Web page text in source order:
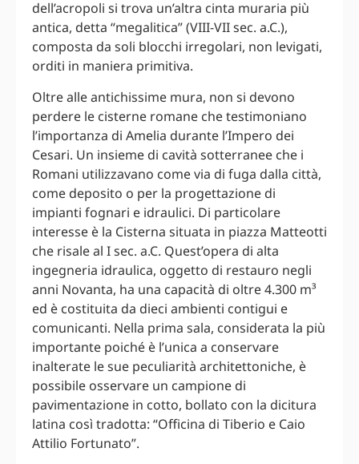
dell’acropoli si trova un’altra cinta muraria più
antica, detta “megalitica” (VIII-VII sec. a.C.),
composta da soli blocchi irregolari, non levigati,
orditi in maniera primitiva.
Oltre alle antichissime mura, non si devono
perdere le cisterne romane che testimoniano
l’importanza di Amelia durante l’Impero dei
Cesari. Un insieme di cavità sotterranee che i
Romani utilizzavano come via di fuga dalla città,
come deposito o per la progettazione di
impianti fognari e idraulici. Di particolare
interesse è la Cisterna situata in piazza Matteotti
che risale al I sec. a.C. Quest’opera di alta
ingegneria idraulica, oggetto di restauro negli
anni Novanta, ha una capacità di oltre 4.300 m³
ed è costituita da dieci ambienti contigui e
comunicanti. Nella prima sala, considerata la più
importante poiché è l’unica a conservare
inalterate le sue peculiarità architettoniche, è
possibile osservare un campione di
pavimentazione in cotto, bollato con la dicitura
latina così tradotta: “Officina di Tiberio e Caio
Attilio Fortunato”.